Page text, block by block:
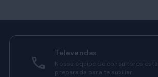
Televendas
Nossa equipe de consultores está
preparada para te auxiliar.